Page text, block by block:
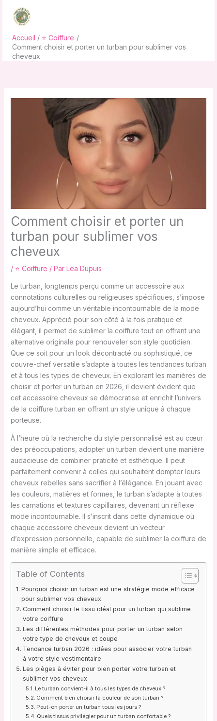
contenu
Accueil
⭐ Coiffure
Comment choisir et porter un turban pour sublimer vos
cheveux
Comment choisir et porter un
turban pour sublimer vos
cheveux
/ ⭐ Coiffure / Par Lea Dupuis
Le turban, longtemps perçu comme un accessoire aux
connotations culturelles ou religieuses spécifiques, s’impose
aujourd’hui comme un véritable incontournable de la mode
cheveux. Apprécié pour son côté à la fois pratique et
élégant, il permet de sublimer la coiffure tout en offrant une
alternative originale pour renouveler son style quotidien.
Que ce soit pour un look décontracté ou sophistiqué, ce
couvre-chef versatile s’adapte à toutes les tendances turban
et à tous les types de cheveux. En explorant les manières de
choisir et porter un turban en 2026, il devient évident que
cet accessoire cheveux se démocratise et enrichit l’univers
de la coiffure turban en offrant un style unique à chaque
porteuse.
À l’heure où la recherche du style personnalisé est au cœur
des préoccupations, adopter un turban devient une manière
audacieuse de combiner praticité et esthétique. Il peut
parfaitement convenir à celles qui souhaitent dompter leurs
cheveux rebelles sans sacrifier à l’élégance. En jouant avec
les couleurs, matières et formes, le turban s’adapte à toutes
les carnations et textures capillaires, devenant un réflexe
mode incontournable. Il s’inscrit dans cette dynamique où
chaque accessoire cheveux devient un vecteur
d’expression personnelle, capable de sublimer la coiffure de
manière simple et efficace.
Table of Contents
Pourquoi choisir un turban est une stratégie mode efficace
pour sublimer vos cheveux
Comment choisir le tissu idéal pour un turban qui sublime
votre coiffure
Les différentes méthodes pour porter un turban selon
votre type de cheveux et coupe
Tendance turban 2026 : idées pour associer votre turban
à votre style vestimentaire
Les pièges à éviter pour bien porter votre turban et
sublimer vos cheveux
Le turban convient-il à tous les types de cheveux ?
Comment bien choisir la couleur de son turban ?
Peut-on porter un turban tous les jours ?
Quels tissus privilégier pour un turban confortable ?